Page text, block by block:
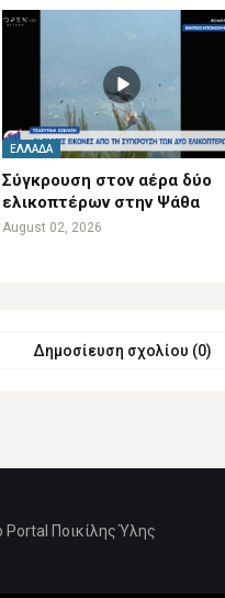
ΕΛΛΆΔΑ
Σύγκρουση στον αέρα δύο
ελικοπτέρων στην Ψάθα
August 02, 2026
Δημοσίευση σχολίου (0)
Portal Ποικίλης Ύλης